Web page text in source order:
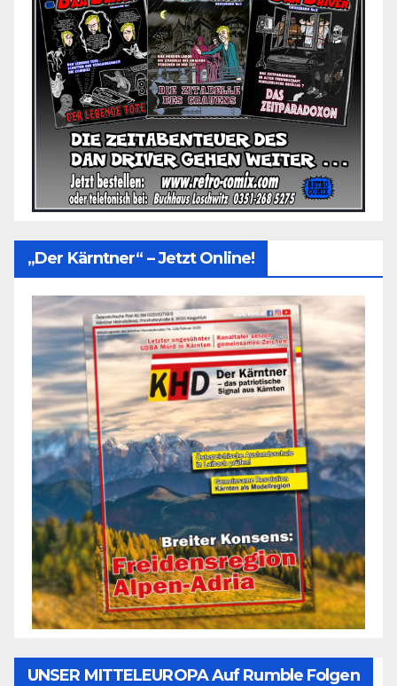
„Der Kärntner“ – Jetzt Online!
UNSER MITTELEUROPA Auf Rumble Folgen